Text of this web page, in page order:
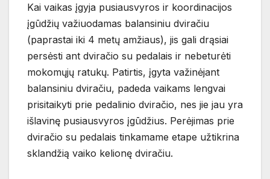
Kai vaikas įgyja pusiausvyros ir koordinacijos
įgūdžių važiuodamas balansiniu dviračiu
(paprastai iki 4 metų amžiaus), jis gali drąsiai
persėsti ant dviračio su pedalais ir nebeturėti
mokomųjų ratukų. Patirtis, įgyta važinėjant
balansiniu dviračiu, padeda vaikams lengvai
prisitaikyti prie pedalinio dviračio, nes jie jau yra
išlavinę pusiausvyros įgūdžius. Perėjimas prie
dviračio su pedalais tinkamame etape užtikrina
sklandžią vaiko kelionę dviračiu.